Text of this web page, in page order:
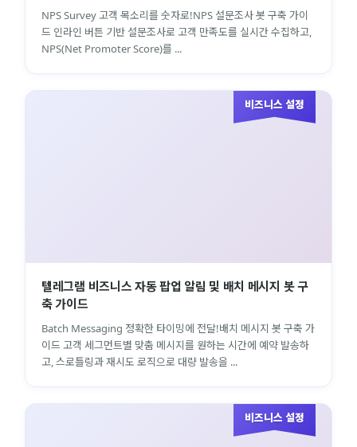
NPS Survey 고객 목소리를 숫자로!NPS 설문조사 봇 구축 가이
드 인라인 버튼 기반 설문조사로 고객 만족도를 실시간 수집하고,
NPS(Net Promoter Score)를 ...
비즈니스 설정
텔레그램 비즈니스 자동 팝업 알림 및 배치 메시지 봇 구
축 가이드
Batch Messaging 정확한 타이밍에 전달!배치 메시지 봇 구축 가
이드 고객 세그먼트별 맞춤 메시지를 원하는 시간에 예약 발송하
고, 스로틀링과 재시도 로직으로 대량 발송을 ...
비즈니스 설정